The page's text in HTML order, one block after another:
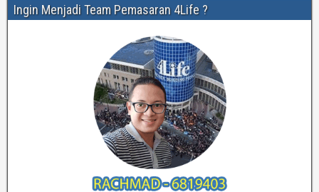
Ingin Menjadi Team Pemasaran 4Life ?